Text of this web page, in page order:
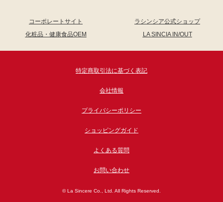
コーポレートサイト
ラシンシア公式ショップ
化粧品・健康食品OEM
LA SINCIA IN/OUT
特定商取引法に基づく表記
会社情報
プライバシーポリシー
ショッピングガイド
よくある質問
お問い合わせ
© La Sincere Co., Ltd. All Rights Reserved.